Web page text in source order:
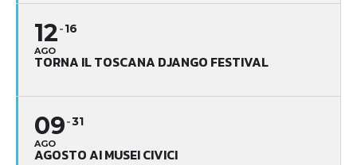
12
AGO
16
TORNA IL TOSCANA DJANGO FESTIVAL
09
AGO
31
AGOSTO AI MUSEI CIVICI